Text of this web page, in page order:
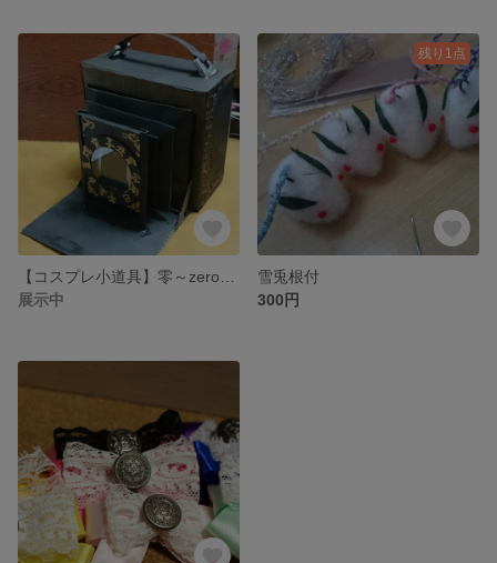
展示中
残り1点
雪兎根付
300円